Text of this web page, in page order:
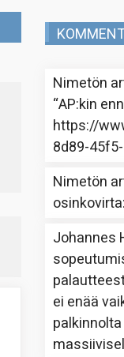
Nimetön
“AP:kin
https://
8d89-
Nimetön
osinkovirta
Johannes
ei enää